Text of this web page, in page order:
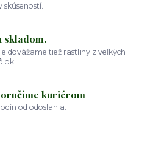
skúseností.
skladom.
dovážame tiež rastliny z veľkých
kuriérom
od odoslania.